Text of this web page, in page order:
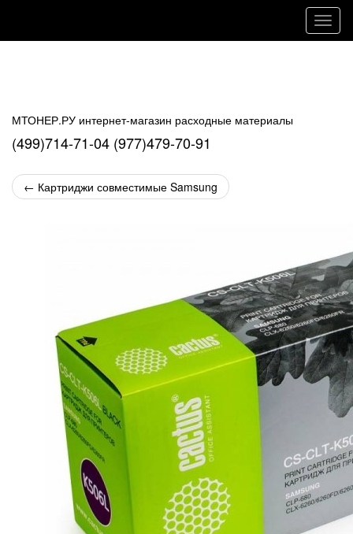
МТОНЕР.РУ интернет-магазин расходные материалы
(499)714-71-04 (977)479-70-91
← Картриджи совместимые Samsung